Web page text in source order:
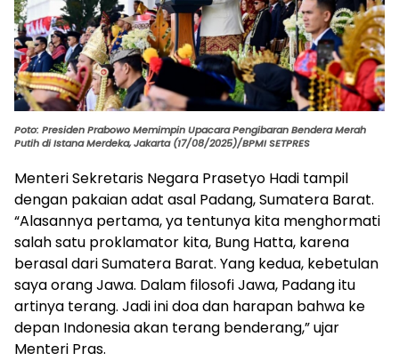
Poto: Presiden Prabowo Memimpin Upacara Pengibaran Bendera Merah
Putih di Istana Merdeka, Jakarta (17/08/2025)/BPMI SETPRES
Menteri Sekretaris Negara Prasetyo Hadi tampil
dengan pakaian adat asal Padang, Sumatera Barat.
“Alasannya pertama, ya tentunya kita menghormati
salah satu proklamator kita, Bung Hatta, karena
berasal dari Sumatera Barat. Yang kedua, kebetulan
saya orang Jawa. Dalam filosofi Jawa, Padang itu
artinya terang. Jadi ini doa dan harapan bahwa ke
depan Indonesia akan terang benderang,” ujar
Menteri Pras.